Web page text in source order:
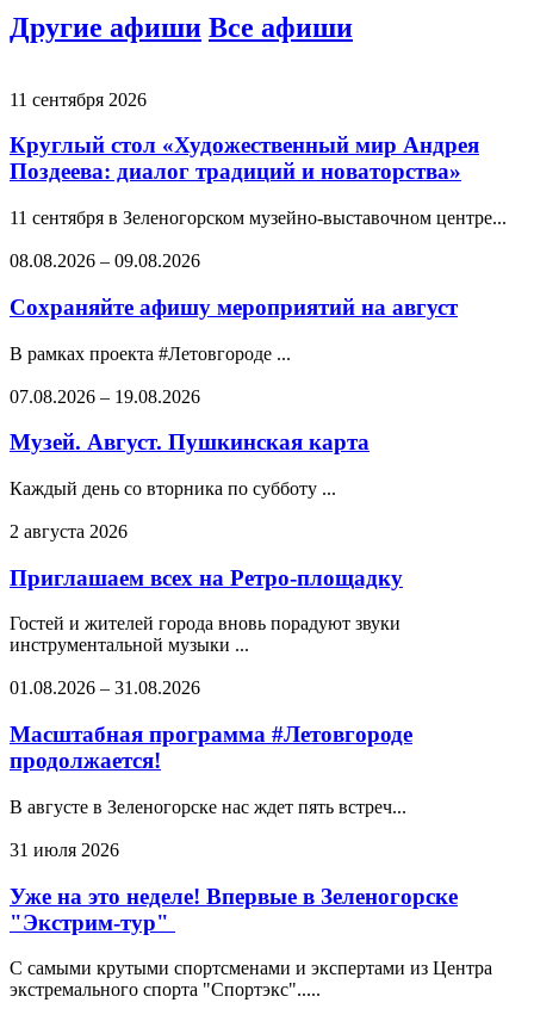
Другие афиши Все афиши
11 сентября 2026
Круглый стол «Художественный мир Андрея
Поздеева: диалог традиций и новаторства»
11 сентября в Зеленогорском музейно-выставочном центре...
08.08.2026 – 09.08.2026
Сохраняйте афишу мероприятий на август
В рамках проекта #Летовгороде ...
07.08.2026 – 19.08.2026
Музей. Август. Пушкинская карта
Каждый день со вторника по субботу ...
2 августа 2026
Приглашаем всех на Ретро-площадку
Гостей и жителей города вновь порадуют звуки
инструментальной музыки ...
01.08.2026 – 31.08.2026
Масштабная программа #Летовгороде
продолжается!
В августе в Зеленогорске нас ждет пять встреч...
31 июля 2026
Уже на это неделе! Впервые в Зеленогорске
"Экстрим-тур"
С самыми крутыми спортсменами и экспертами из Центра
экстремального спорта "Спортэкс".....